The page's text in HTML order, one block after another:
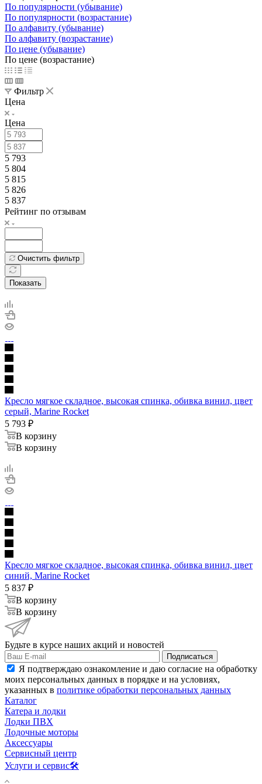
По популярности (убывание)
По популярности (возрастание)
По алфавиту (убывание)
По алфавиту (возрастание)
По цене (убывание)
По цене (возрастание)
Фильтр
Цена
Цена
5 793
5 804
5 815
5 826
5 837
Рейтинг по отзывам
Очистить фильтр
Показать
Кресло мягкое складное, высокая спинка, обивка винил, цвет
серый, Marine Rocket
5 793 ₽
В корзину
В корзину
Кресло мягкое складное, высокая спинка, обивка винил, цвет
синий, Marine Rocket
5 837 ₽
В корзину
В корзину
Будьте в курсе наших акций и новостей
Подписаться
Я подтверждаю ознакомление и даю согласие на обработку
моих персональных данных в порядке и на условиях,
указанных в политике обработки персональных данных
Каталог
Катера и лодки
Лодки ПВХ
Лодочные моторы
Аксессуары
Сервисный центр
Услуги и сервис🛠️